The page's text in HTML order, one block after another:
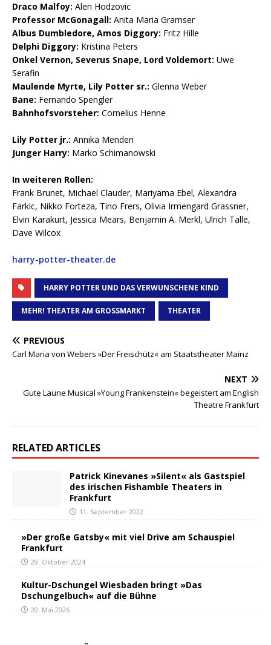
Draco Malfoy: Alen Hodzovic
Professor McGonagall: Anita Maria Gramser
Albus Dumbledore, Amos Diggory: Fritz Hille
Delphi Diggory: Kristina Peters
Onkel Vernon, Severus Snape, Lord Voldemort: Uwe
Serafin
Maulende Myrte, Lily Potter sr.: Glenna Weber
Bane: Fernando Spengler
Bahnhofsvorsteher: Cornelius Henne
Lily Potter jr.: Annika Menden
Junger Harry: Marko Schimanowski
In weiteren Rollen:
Frank Brunet, Michael Clauder, Mariyama Ebel, Alexandra
Farkic, Nikko Forteza, Tino Frers, Olivia Irmengard Grassner,
Elvin Karakurt, Jessica Mears, Benjamin A. Merkl, Ulrich Talle,
Dave Wilcox
harry-potter-theater.de
HARRY POTTER UND DAS VERWUNSCHENE KIND
MEHR! THEATER AM GROSSMARKT THEATER
PREVIOUS
Carl Maria von Webers »Der Freischütz« am Staatstheater Mainz
NEXT
Gute Laune Musical »Young Frankenstein« begeistert am English
Theatre Frankfurt
RELATED ARTICLES
Patrick Kinevanes »Silent« als Gastspiel
des irischen Fishamble Theaters in
Frankfurt
11. September 2022
»Der große Gatsby« mit viel Drive am Schauspiel
Frankfurt
29. Oktober 2024
Kultur-Dschungel Wiesbaden bringt »Das
Dschungelbuch« auf die Bühne
20. Mai 2026